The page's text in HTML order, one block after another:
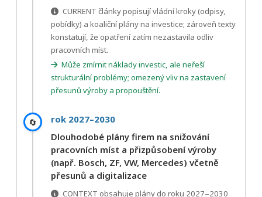
CURRENT články popisují vládní kroky (odpisy,
pobídky) a koaliční plány na investice; zároveň texty
konstatují, že opatření zatím nezastavila odliv
pracovních míst.
Může zmírnit náklady investic, ale neřeší
strukturální problémy; omezený vliv na zastavení
přesunů výroby a propouštění.
🔄
rok 2027–2030
Dlouhodobé plány firem na snižování
pracovních míst a přizpůsobení výroby
(např. Bosch, ZF, VW, Mercedes) včetně
přesunů a digitalizace
CONTEXT obsahuje plány do roku 2027–2030